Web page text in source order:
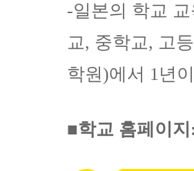
-일본의 학교
교, 중학교, 고
학원)에서 1년
■학교 홈페이